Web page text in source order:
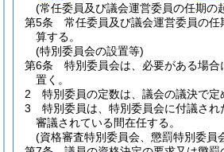
(常任委員及び議会運営委員の任期の
第5条
常任委員及び議会運営委員の
算する。
(特別委員会の設置等)
第6条
特別委員会は、必要がある場
置く。
2
特別委員の定数は、議会の議決で定
3
特別委員は、特別委員会に付議さ
審議されている間在任する。
(資格審査特別委員会、懲罰特別委員